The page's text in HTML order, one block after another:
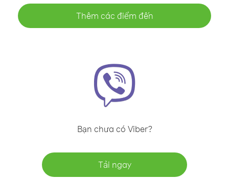
Thêm các điểm đến
Bạn chưa có Viber?
Tải ngay